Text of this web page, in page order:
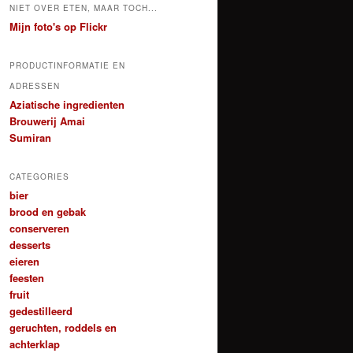
NIET OVER ETEN, MAAR TOCH...
Mijn foto's op Flickr
PRODUCTINFORMATIE EN
ADRESSEN
Aziatische ingredienten
Brouwerij Amai
Sumiran
CATEGORIES
bier
brood en gebak
conserveren
desserts
eieren
feesten
fruit
gedestilleerd
geruchten, roddels en
achterklap